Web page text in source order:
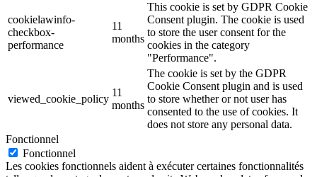
cookielawinfo-
checkbox-
performance
11
months
This cookie is set by GDPR Cookie
Consent plugin. The cookie is used
to store the user consent for the
cookies in the category
"Performance".
viewed_cookie_policy
11
months
The cookie is set by the GDPR
Cookie Consent plugin and is used
to store whether or not user has
consented to the use of cookies. It
does not store any personal data.
Fonctionnel
Fonctionnel
Les cookies fonctionnels aident à exécuter certaines fonctionnalités